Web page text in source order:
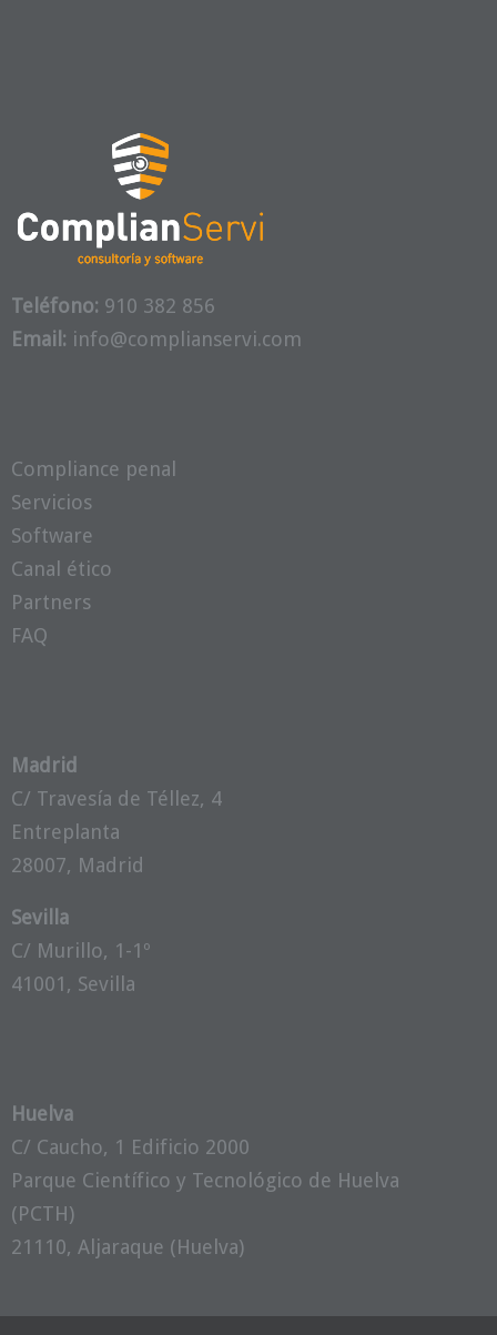
Teléfono: 910 382 856
Email: info@complianservi.com
Compliance penal
Servicios
Software
Canal ético
Partners
FAQ
Madrid
C/ Travesía de Téllez, 4
Entreplanta
28007, Madrid
Sevilla
C/ Murillo, 1-1º
41001, Sevilla
Huelva
C/ Caucho, 1 Edificio 2000
Parque Científico y Tecnológico de Huelva
(PCTH)
21110, Aljaraque (Huelva)